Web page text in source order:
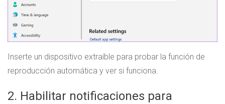
Inserte un dispositivo extraíble para probar la función de
reproducción automática y ver si funciona.
2. Habilitar notificaciones para